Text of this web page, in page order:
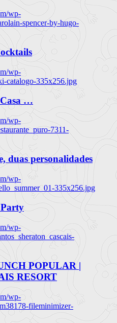
wp-
spencer-by-hugo-
wp-
catalogo-335x256.jpg
…
wp-
7311-
duas personalidades
wp-
335x256.jpg
wp-
POPULAR |
RESORT
wp-
fileminimizer-